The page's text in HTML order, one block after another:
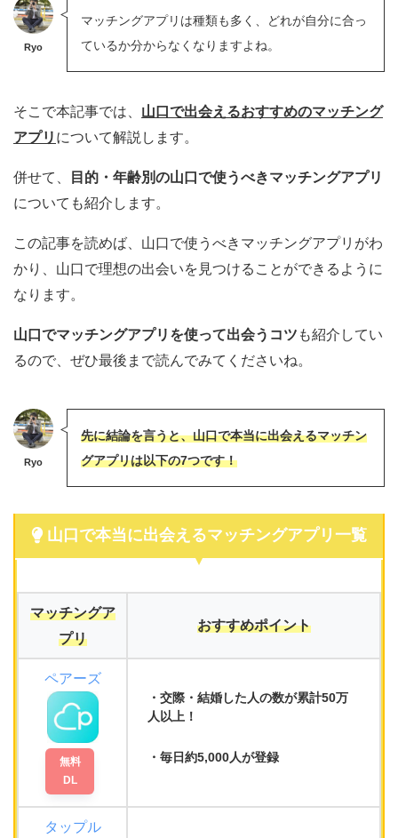
Ryo
マッチングアプリは種類も多く、どれが自分に合っ
ているか分からなくなりますよね。
そこで本記事では、 山口で出会えるおすすめのマッチング
アプリ について解説します。
併せて、
目的・年齢別の山口で使うべきマッチングアプリ
についても紹介します。
この記事を読めば、山口で使うべきマッチングアプリがわ
かり、山口で理想の出会いを見つけることができるように
なります。
山口でマッチングアプリを使って出会うコツ も紹介してい
るので、ぜひ最後まで読んでみてくださいね。
Ryo
先に結論を言うと、山口で本当に出会えるマッチン
グアプリは以下の7つです！
山口で本当に出会えるマッチングアプリ一覧
マッチングア
プリ
おすすめポイント
ペアーズ
無料
DL
交際・結婚した人の数が累計50万
人以上！
毎日約5,000人が登録
タップル